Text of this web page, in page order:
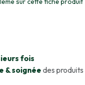
fois
& soignée des produits